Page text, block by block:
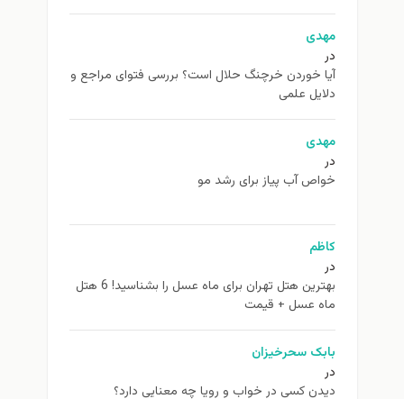
مهدی
در
آیا خوردن خرچنگ حلال است؟ بررسی فتوای مراجع و
دلایل علمی
مهدی
در
خواص آب پیاز برای رشد مو
کاظم
در
بهترین هتل تهران برای ماه عسل را بشناسید! 6 هتل
ماه عسل + قیمت
بابک سحرخیزان
در
دیدن کسی در خواب و رویا چه معنایی دارد؟